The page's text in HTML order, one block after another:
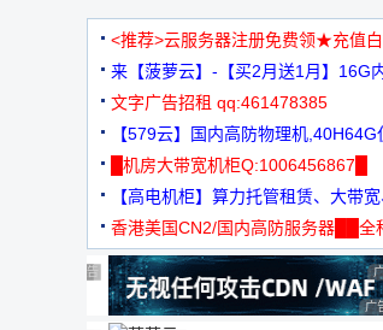
<推荐>云服务器注册免费领★充值
来【菠萝云】-【买2月送1月】16G
文字广告招租 qq:461478385
【579云】国内高防物理机,40H64G
元
█机房大带宽机柜Q:1006456867█
【高电机柜】算力托管租赁、大带
机
香港美国CN2/国内高防服务器██全
广告 商业广告，理性选择
广告 商业广告，理性选择
广告 商业广告，理性选择
广